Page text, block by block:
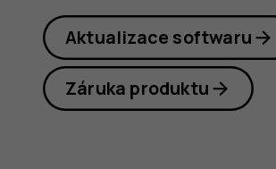
Aktualizace softwaru
Záruka produktu